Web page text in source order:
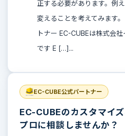
正する必要があります。例
変えることを考えてみます
トナー EC-CUBEは株式会
です E […]...
EC-CUBE公式パートナー
EC-CUBEのカスタマイズ
プロに相談しませんか？